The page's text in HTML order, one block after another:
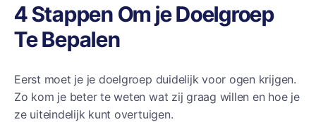
4 Stappen Om je Doelgroep
Te Bepalen
Eerst moet je je doelgroep duidelijk voor ogen krijgen.
Zo kom je beter te weten wat zij graag willen en hoe je
ze uiteindelijk kunt overtuigen.